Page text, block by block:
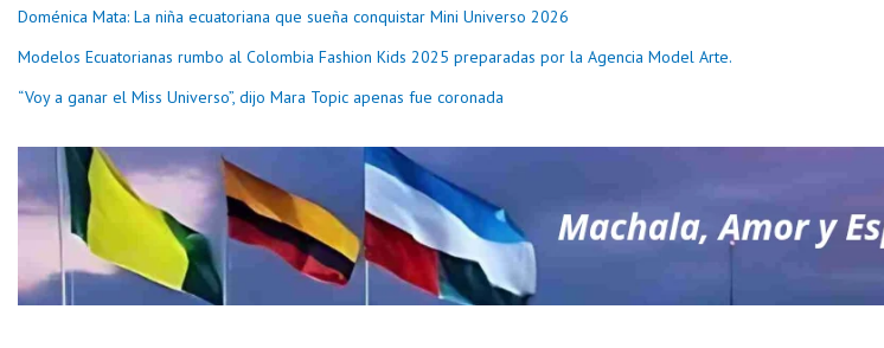
Doménica Mata: La niña ecuatoriana que sueña conquistar Mini Universo 2026
Modelos Ecuatorianas rumbo al Colombia Fashion Kids 2025 preparadas por la Agencia Model Arte.
“Voy a ganar el Miss Universo”, dijo Mara Topic apenas fue coronada